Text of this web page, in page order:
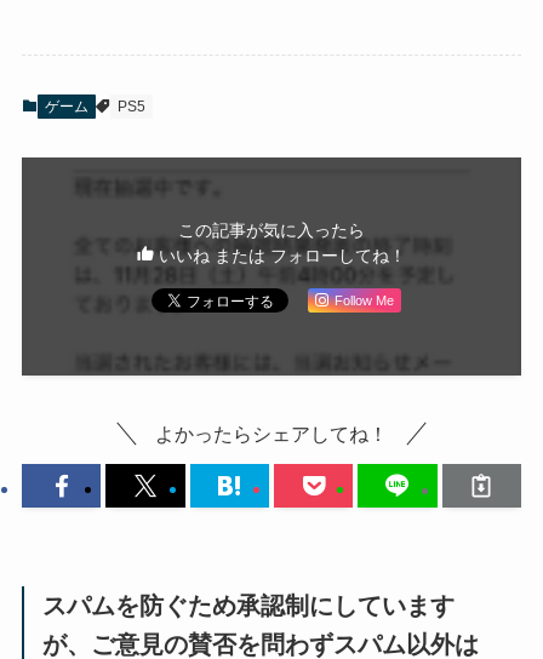
ゲーム PS5
この記事が気に入ったら
いいね または フォローしてね！
Follow Me
よかったらシェアしてね！
スパムを防ぐため承認制にしています
が、ご意見の賛否を問わずスパム以外は